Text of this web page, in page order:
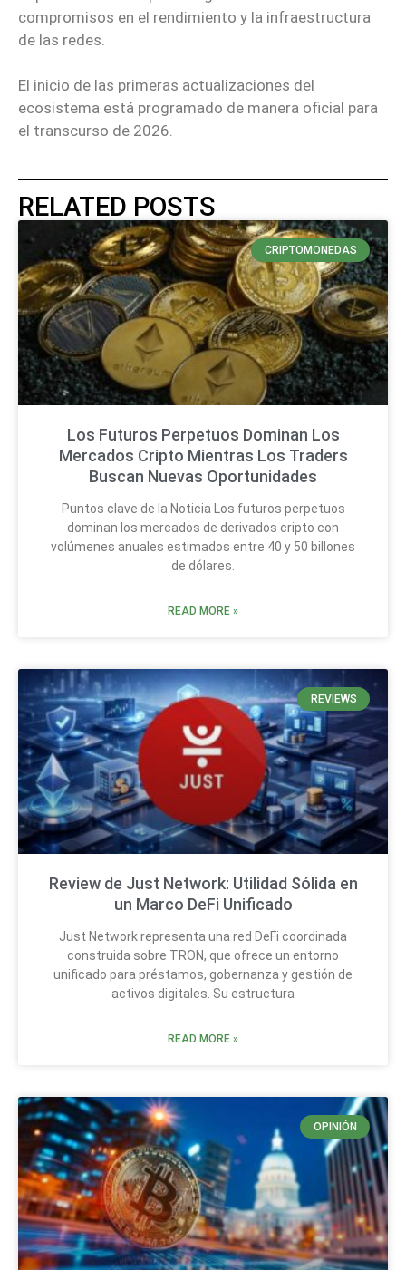
compromisos en el rendimiento y la infraestructura
de las redes.
El inicio de las primeras actualizaciones del
ecosistema está programado de manera oficial para
el transcurso de 2026.
RELATED POSTS
CRIPTOMONEDAS
Los Futuros Perpetuos Dominan Los
Mercados Cripto Mientras Los Traders
Buscan Nuevas Oportunidades
Puntos clave de la Noticia Los futuros perpetuos
dominan los mercados de derivados cripto con
volúmenes anuales estimados entre 40 y 50 billones
de dólares.
READ MORE »
REVIEWS
Review de Just Network: Utilidad Sólida en
un Marco DeFi Unificado
Just Network representa una red DeFi coordinada
construida sobre TRON, que ofrece un entorno
unificado para préstamos, gobernanza y gestión de
activos digitales. Su estructura
READ MORE »
OPINIÓN